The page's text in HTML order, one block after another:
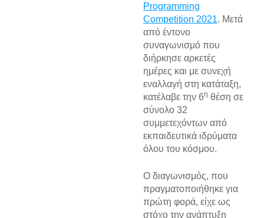
Programming
Competition 2021. Μετά
από έντονο
συναγωνισμό που
διήρκησε αρκετές
ημέρες και με συνεχή
εναλλαγή στη κατάταξη,
κατέλαβε την 6η θέση σε
σύνολο 32
συμμετεχόντων από
εκπαιδευτικά ιδρύματα
όλου του κόσμου.
Ο διαγωνισμός, που
πραγματοποιήθηκε για
πρώτη φορά, είχε ως
στόχο την ανάπτυξη